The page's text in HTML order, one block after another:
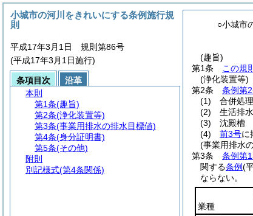
○小城市
(趣旨)
第1条
この規則
(浄化装置等)
第2条
条例第
(1)
合併処
(2)
生活排
(3)
沈殿槽
(4)
前3号に
(事業用排水
第3条
条例第
関する条例(
ならない。
業種
小城市の河川をきれいにする条例施行規
則
平成17年3月1日 規則第86号
(平成17年3月1日施行)
条項目次
沿革
本則
第1条(趣旨)
第2条(浄化装置等)
第3条(事業用排水の排水目標値)
第4条(身分証明書)
第5条(その他)
附則
別記様式(第4条関係)